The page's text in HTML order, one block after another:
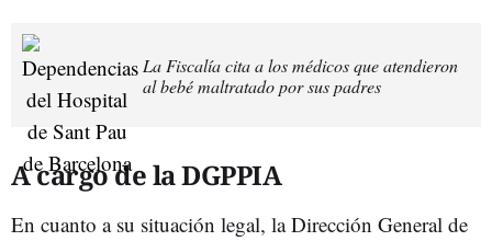
La Fiscalía cita a los médicos que atendieron
al bebé maltratado por sus padres
A cargo de la DGPPIA
En cuanto a su situación legal, la Dirección General de